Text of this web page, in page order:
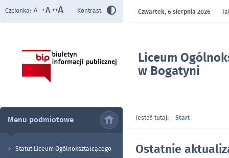
Liceum
w Bogatyni
Czcionka: Kontrast Czwartek,6 sierpnia 2026
Menu podmiotowe
Statut Liceum Ogólnokształcącego
Jesteś tutaj: Start
Ostatnie